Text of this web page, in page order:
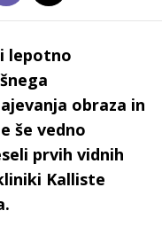
lepotno
obraza in
še vedno
prvih vidnih
Kalliste